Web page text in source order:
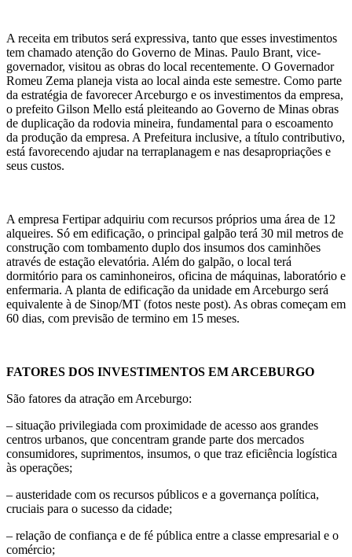
A receita em tributos será expressiva, tanto que esses investimentos
tem chamado atenção do Governo de Minas. Paulo Brant, vice-
governador, visitou as obras do local recentemente. O Governador
Romeu Zema planeja vista ao local ainda este semestre. Como parte
da estratégia de favorecer Arceburgo e os investimentos da empresa,
o prefeito Gilson Mello está pleiteando ao Governo de Minas obras
de duplicação da rodovia mineira, fundamental para o escoamento
da produção da empresa. A Prefeitura inclusive, a título contributivo,
está favorecendo ajudar na terraplanagem e nas desapropriações e
seus custos.
A empresa Fertipar adquiriu com recursos próprios uma área de 12
alqueires. Só em edificação, o principal galpão terá 30 mil metros de
construção com tombamento duplo dos insumos dos caminhões
através de estação elevatória. Além do galpão, o local terá
dormitório para os caminhoneiros, oficina de máquinas, laboratório e
enfermaria. A planta de edificação da unidade em Arceburgo será
equivalente à de Sinop/MT (fotos neste post). As obras começam em
60 dias, com previsão de termino em 15 meses.
FATORES DOS INVESTIMENTOS EM ARCEBURGO
São fatores da atração em Arceburgo:
– situação privilegiada com proximidade de acesso aos grandes
centros urbanos, que concentram grande parte dos mercados
consumidores, suprimentos, insumos, o que traz eficiência logística
às operações;
– austeridade com os recursos públicos e a governança política,
cruciais para o sucesso da cidade;
– relação de confiança e de fé pública entre a classe empresarial e o
comércio;